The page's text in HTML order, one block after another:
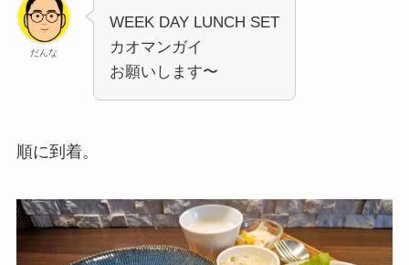
だんな
WEEK DAY LUNCH SET
カオマンガイ
お願いします〜
順に到着。